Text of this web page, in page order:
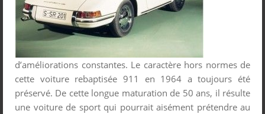
d’améliorations constantes. Le caractère hors normes de
cette voiture rebaptisée 911 en 1964 a toujours été
préservé. De cette longue maturation de 50 ans, il résulte
une voiture de sport qui pourrait aisément prétendre au